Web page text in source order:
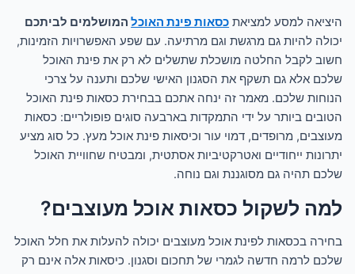
היציאה למסע למציאת כסאות פינת האוכלהמושלמים לביתכם
יכולה להיות גם מרגשת וגם מרתיעה. עם שפע האפשרויות הזמינות,
חשוב לקבל החלטה מושכלת שתשלים לא רק את פינת האוכל
שלכם אלא גם תשקף את הסגנון האישי שלכם ותענה על צרכי
הנוחות שלכם. מאמר זה ינחה אתכם בבחירת כסאות פינת האוכל
הטובים ביותר על ידי התמקדות בארבעה סוגים פופולריים: כסאות
מעוצבים, מרופדים, דמוי עור וכיסאות פינת אוכל מעץ. כל סוג מציע
יתרונות ייחודיים ואטרקטיביות אסתטית, ומבטיח שחוויית האוכל
שלכם תהיה גם מסוגננת וגם נוחה.
למה לשקול כסאות אוכל מעוצבים?
בחירה בכסאות לפינת אוכל מעוצבים יכולה להעלות את חלל האוכל
שלכם לרמה חדשה לגמרי של תחכום וסגנון. כיסאות אלה אינם רק